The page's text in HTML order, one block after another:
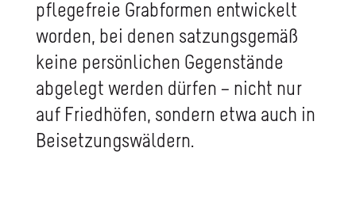
pflegefreie Grabformen entwickelt
worden, bei denen satzungsgemäß
keine persönlichen Gegenstände
abgelegt werden dürfen – nicht nur
auf Friedhöfen, sondern etwa auch in
Beisetzungswäldern.